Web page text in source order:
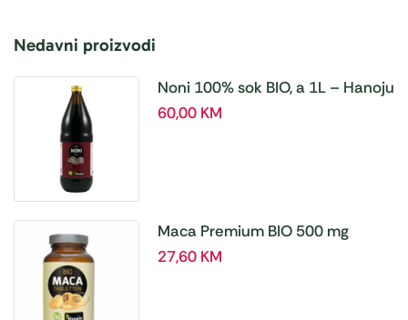
Nedavni proizvodi
Noni 100% sok BIO, a 1L – Hanoju
60,00 KM
Maca Premium BIO 500 mg
tablete, a180 tbl – Hanoju
27,60 KM